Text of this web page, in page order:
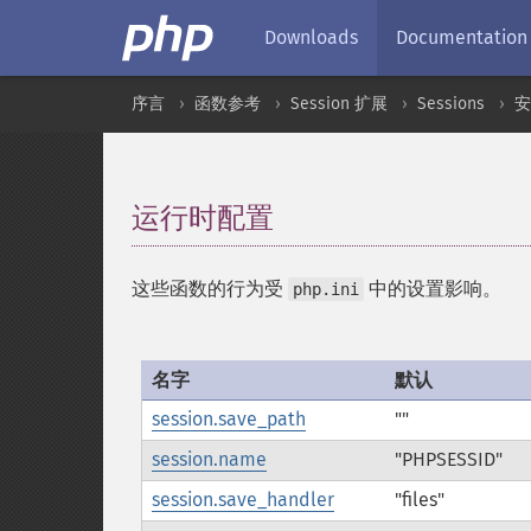
Downloads Documentation
序言 函数参考 Session 扩展 Sessions
运行时配置
这些函数的行为受 php.ini 中的设置影响。
名字
默认
session.save_path
""
session.name
"PHPSESSID"
session.save_handler
"files"